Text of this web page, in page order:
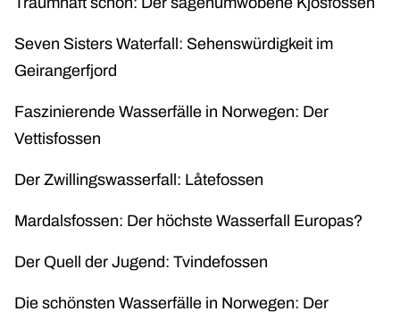
Seven Sisters Waterfall: Sehenswürdigkeit im
Geirangerfjord
Faszinierende Wasserfälle in Norwegen: Der
Vettisfossen
Der Zwillingswasserfall: Låtefossen
Mardalsfossen: Der höchste Wasserfall Europas?
Der Quell der Jugend: Tvindefossen
Die schönsten Wasserfälle in Norwegen: Der